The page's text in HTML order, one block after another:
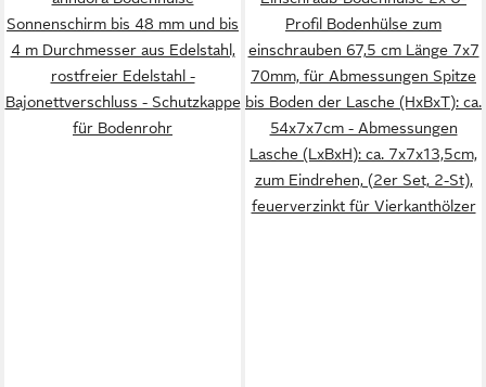
Sonnenschirm bis 48 mm und bis
4 m Durchmesser aus Edelstahl,
rostfreier Edelstahl -
Bajonettverschluss - Schutzkappe
für Bodenrohr
Profil Bodenhülse zum
einschrauben 67,5 cm Länge 7x7
70mm, für Abmessungen Spitze
bis Boden der Lasche (HxBxT): ca.
54x7x7cm - Abmessungen
Lasche (LxBxH): ca. 7x7x13,5cm,
zum Eindrehen, (2er Set, 2-St),
feuerverzinkt für Vierkanthölzer